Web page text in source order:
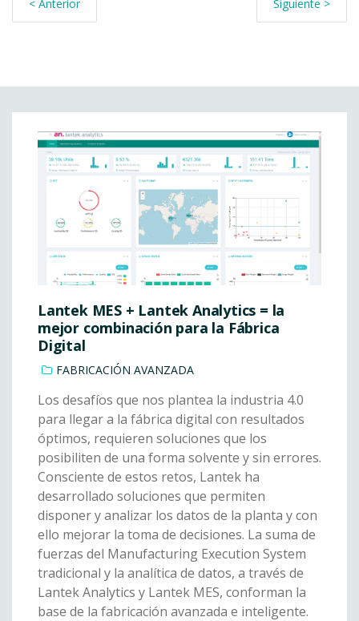
< Anterior Siguiente >
Lantek MES + Lantek Analytics = la
mejor combinación para la Fábrica
Digital
FABRICACIÓN AVANZADA
Los desafíos que nos plantea la industria 4.0
para llegar a la fábrica digital con resultados
óptimos, requieren soluciones que los
posibiliten de una forma solvente y sin errores.
Consciente de estos retos, Lantek ha
desarrollado soluciones que permiten
disponer y analizar los datos de la planta y con
ello mejorar la toma de decisiones. La suma de
fuerzas del Manufacturing Execution System
tradicional y la analítica de datos, a través de
Lantek Analytics y Lantek MES, conforman la
base de la fabricación avanzada e inteligente.